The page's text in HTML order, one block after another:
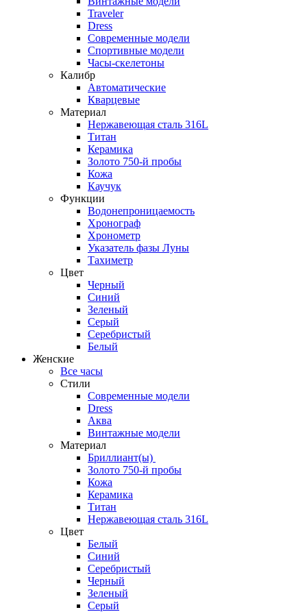
Traveler
Dress
Современные модели
Спортивные модели
Часы-скелетоны
Калибр
Автоматические
Кварцевые
Материал
Нержавеющая сталь 316L
Титан
Керамика
Золото 750-й пробы
Кожа
Каучук
Функции
Водонепроницаемость
Хронограф
Хронометр
Указатель фазы Луны
Тахиметр
Цвет
Черный
Синий
Зеленый
Серый
Серебристый
Белый
Женские
Все часы
Стили
Современные модели
Dress
Аква
Винтажные модели
Материал
Бриллиант(ы)
Золото 750-й пробы
Кожа
Керамика
Титан
Нержавеющая сталь 316L
Цвет
Белый
Синий
Серебристый
Черный
Зеленый
Серый